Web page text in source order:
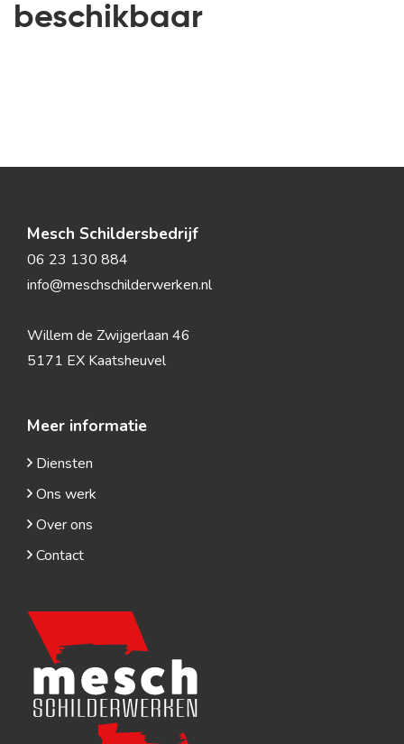
beschikbaar
Mesch Schildersbedrijf
06 23 130 884
info@meschschilderwerken.nl
Willem de Zwijgerlaan 46
5171 EX Kaatsheuvel
Meer informatie
Diensten
Ons werk
Over ons
Contact